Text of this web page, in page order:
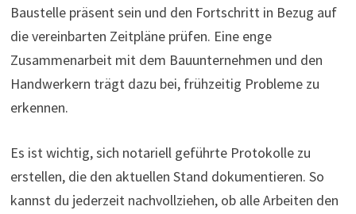
Baustelle präsent sein und den Fortschritt in Bezug auf
die vereinbarten Zeitpläne prüfen. Eine enge
Zusammenarbeit mit dem Bauunternehmen und den
Handwerkern trägt dazu bei, frühzeitig Probleme zu
erkennen.
Es ist wichtig, sich notariell geführte Protokolle zu
erstellen, die den aktuellen Stand dokumentieren. So
kannst du jederzeit nachvollziehen, ob alle Arbeiten den